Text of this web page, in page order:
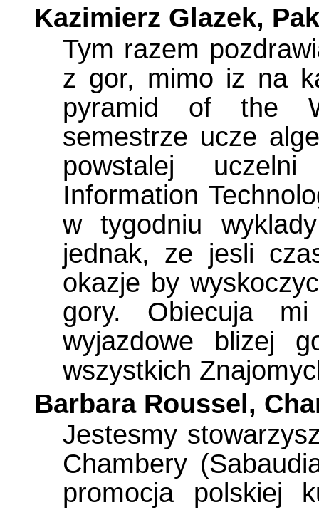
Kazimierz Glazek,
Tym razem
z gor, mimo iz na
pyramid of the
semestrze ucze
powstalej
Information
w tygodniu
jednak, ze jesli
okazje by
gory. Obiecuja
wyjazdowe blizej
wszystkich
Barbara Roussel,
Jestesmy
Chambery
promocja polskiej